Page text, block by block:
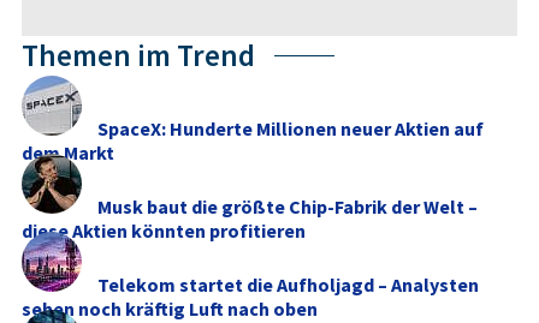
Themen im Trend
SpaceX: Hunderte Millionen neuer Aktien auf
dem Markt
Musk baut die größte Chip-Fabrik der Welt –
diese Aktien könnten profitieren
Telekom startet die Aufholjagd – Analysten
sehen noch kräftig Luft nach oben